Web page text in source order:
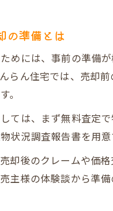
の準備とは
めには、事前の準備
らん住宅では、売却
。
ては、まず無料査定
状況調査報告書を用
却後のクレームや価
主様の体験談から準備